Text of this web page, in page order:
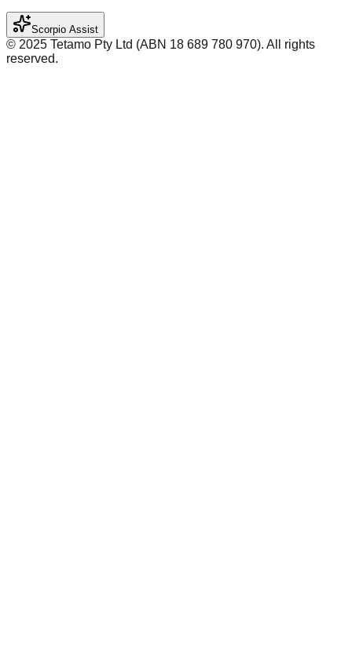
Scorpio Assist
©️ 2025 Tetamo Pty Ltd (ABN 18 689 780 970). All rights
reserved.